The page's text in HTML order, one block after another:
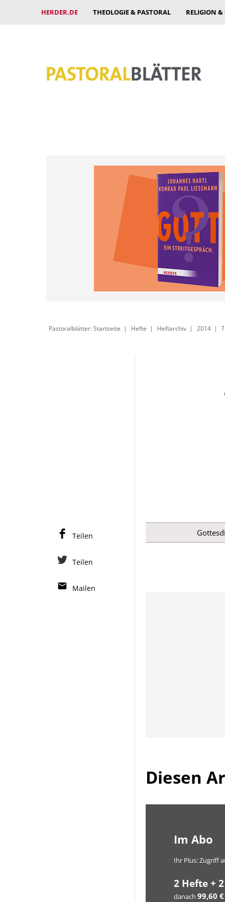
HERDER.DE THEOLOGIE & PASTORAL RELIGION
Pastoralblätter: Startseite Hefte Heftarchiv 2014
Diesen
Im Abo
Ihr Plus: Zugriff
2 Hefte +
danach 99,60
Teilen
Teilen
Mailen